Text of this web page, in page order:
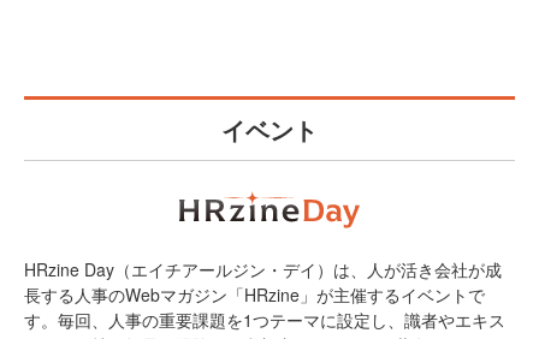
イベント
HRzine Day（エイチアールジン・デイ）は、人が活き会社が成
長する人事のWebマガジン「HRzine」が主催するイベントで
す。毎回、人事の重要課題を1つテーマに設定し、識者やエキス